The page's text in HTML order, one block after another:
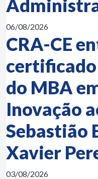
06/08/2026
CRA-CE
certificado
do MBA
Inovação
Sebastião
Xavier
03/08/2026